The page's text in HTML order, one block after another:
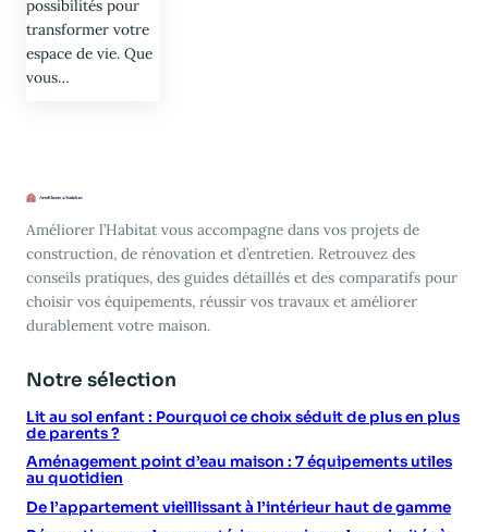
possibilités pour
transformer votre
espace de vie. Que
vous…
Améliorer l’Habitat vous accompagne dans vos projets de
construction, de rénovation et d’entretien. Retrouvez des
conseils pratiques, des guides détaillés et des comparatifs pour
choisir vos équipements, réussir vos travaux et améliorer
durablement votre maison.
Notre sélection
Lit au sol enfant : Pourquoi ce choix séduit de plus en plus
de parents ?
Aménagement point d’eau maison : 7 équipements utiles
au quotidien
De l’appartement vieillissant à l’intérieur haut de gamme